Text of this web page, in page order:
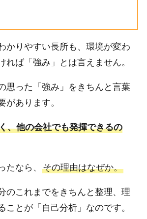
かりやすい長所も、環境が変わ
れば「強み」とは言えません。
思った「強み」をきちんと言葉
があります。
、他の会社でも発揮できるの
たなら、 その理由はなぜか。
のこれまでをきちんと整理、理
ことが「自己分析」なのです。